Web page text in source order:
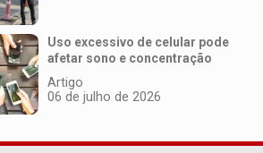
Uso excessivo de celular pode
afetar sono e concentração
Artigo
06 de julho de 2026